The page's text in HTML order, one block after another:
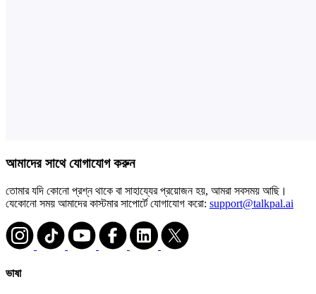
আমাদের সাথে যোগাযোগ করুন
তোমার যদি কোনো প্রশ্ন থাকে বা সাহায্যের প্রয়োজন হয়, আমরা সবসময় আছি।
যেকোনো সময় আমাদের কাস্টমার সাপোর্টে যোগাযোগ করো: support@talkpal.ai
ভাষা